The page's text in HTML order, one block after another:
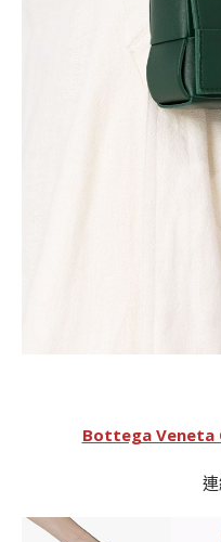
Bottega Veneta